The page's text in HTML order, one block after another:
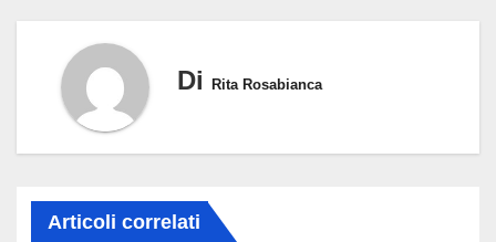
Di Rita Rosabianca
Articoli correlati